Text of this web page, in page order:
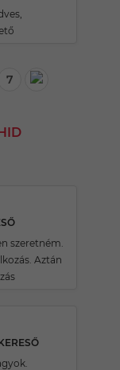
7
szeretném.
Aztán